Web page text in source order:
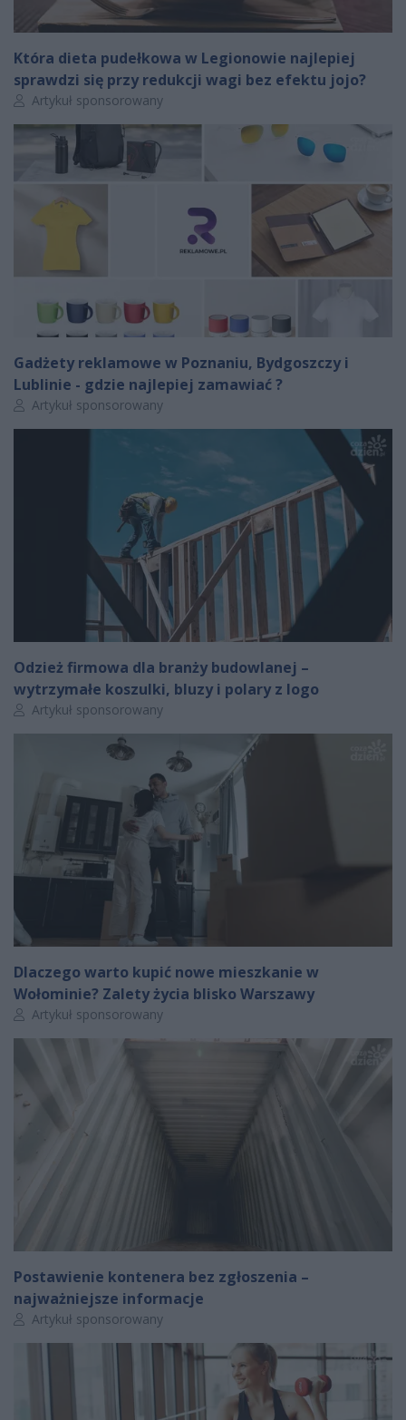
Która dieta pudełkowa w Legionowie najlepiej
sprawdzi się przy redukcji wagi bez efektu jojo?
Autor artykułu:
Artykuł sponsorowany
Gadżety reklamowe w Poznaniu, Bydgoszczy i
Lublinie - gdzie najlepiej zamawiać ?
Autor artykułu:
Artykuł sponsorowany
Odzież firmowa dla branży budowlanej –
wytrzymałe koszulki, bluzy i polary z logo
Autor artykułu:
Artykuł sponsorowany
Dlaczego warto kupić nowe mieszkanie w
Wołominie? Zalety życia blisko Warszawy
Autor artykułu:
Artykuł sponsorowany
Postawienie kontenera bez zgłoszenia –
najważniejsze informacje
Autor artykułu:
Artykuł sponsorowany